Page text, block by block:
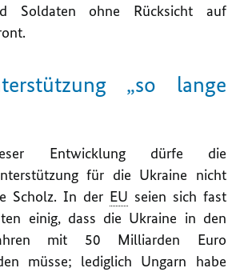
Soldaten ohne Rücksicht auf
„so lange
Entwicklung dürfe die
für die Ukraine nicht
Scholz. In der EU seien sich fast
einig, dass die Ukraine in den
mit 50 Milliarden Euro
müsse; lediglich Ungarn habe